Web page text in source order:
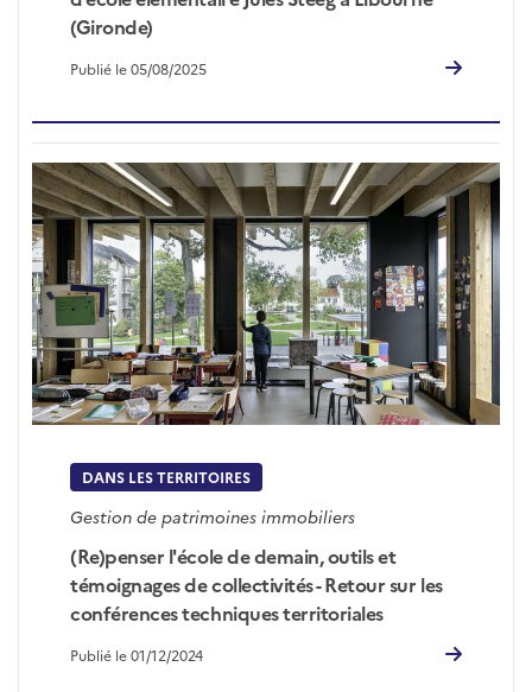
(Gironde)
Publié le 05/08/2025
DANS LES TERRITOIRES
Gestion de patrimoines immobiliers
(Re)penser l'école de demain, outils et
témoignages de collectivités - Retour sur les
conférences techniques territoriales
Publié le 01/12/2024